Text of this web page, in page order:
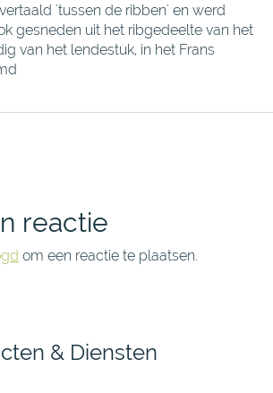
'tussen de ribben' en werd
gesneden uit het ribgedeelte van het
van het lendestuk, in het Frans
reactie
om een reactie te plaatsen.
& Diensten